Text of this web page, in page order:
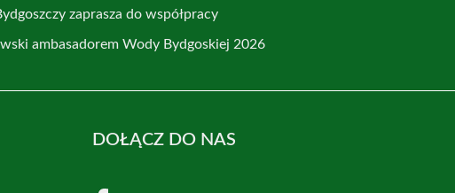
zaprasza do współpracy
ambasadorem Wody Bydgoskiej 2026
DOŁĄCZ DO NAS